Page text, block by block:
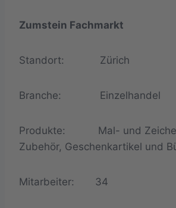
Zumstein Fachmarkt
Standort: Zürich
Branche: Einzelhandel
Produkte: Mal- und
Zubehör, Geschenkartikel und
Mitarbeiter: 34